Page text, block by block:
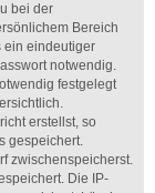
bei der
Bereich
ein eindeutiger
notwendig.
festgelegt
erstellst, so
gespeichert.
zwischenspeicherst.
Die IP-